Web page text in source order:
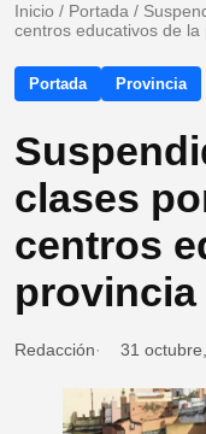
Inicio / Portada /
centros educativos de la
Portada Provincia
clases
centros
provincia
Redacción 31